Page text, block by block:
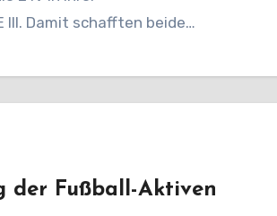
III. Damit schafften beide…
der Fußball-Aktiven